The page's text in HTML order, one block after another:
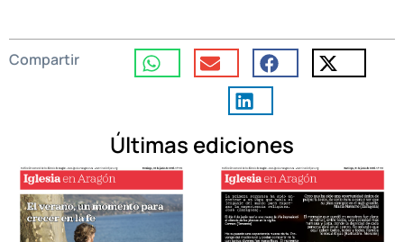
Compartir
Últimas ediciones